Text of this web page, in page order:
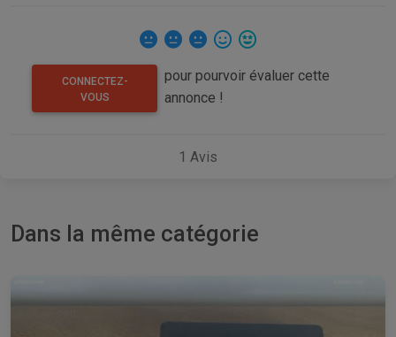
CONNECTEZ-
VOUS
pour pourvoir évaluer cette
annonce !
1 Avis
Dans la même catégorie